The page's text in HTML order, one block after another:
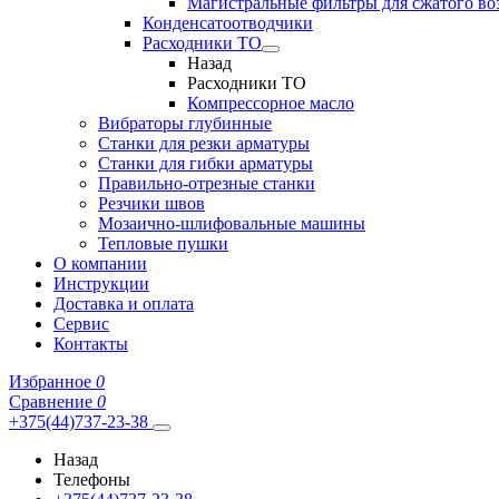
Конденсатоотводчики
Расходники ТО
Назад
Расходники ТО
Компрессорное масло
Вибраторы глубинные
Станки для резки арматуры
Станки для гибки арматуры
Правильно-отрезные станки
Резчики швов
Мозаично-шлифовальные машины
Тепловые пушки
О компании
Инструкции
Доставка и оплата
Сервис
Контакты
Избранное 0
Сравнение 0
+375(44)737-23-38
Назад
Телефоны